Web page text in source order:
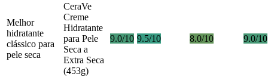
Melhor
hidratante
clássico para
pele seca
CeraVe
Creme
Hidratante
para Pele
Seca a
Extra Seca
(453g)
9.0/10 9.5/10 8.0/10 9.0/10